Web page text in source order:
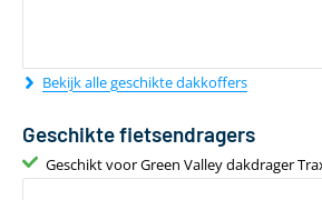
Bekijk alle geschikte dakkoffers
Geschikte fietsendragers
Geschikt voor Green Valley dakdrager